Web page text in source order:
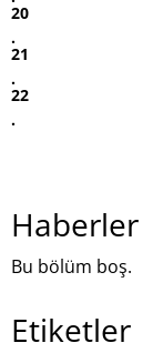
Haberler
Bu bölüm boş.
Etiketler